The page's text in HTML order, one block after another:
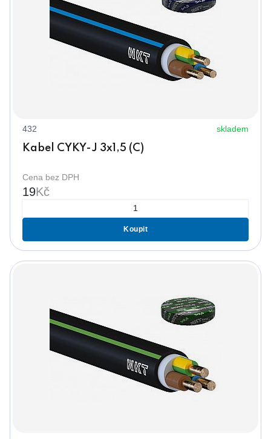
432 skladem
Kabel CYKY-J 3x1,5 (C)
Cena bez DPH
19Kč
Koupit